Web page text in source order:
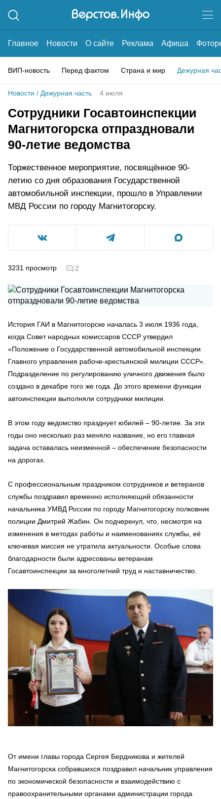
Главное Новости О сайте Реклама Афиша
ВИП-новость Перед фактом Страна и мир Дежурная
Новости / Дежурная часть 4 июля
Сотрудники Госавтоинспекции
Магнитогорска отпраздновали
90-летие ведомства
Торжественное мероприятие, посвящённое 90-
летию со дня образования Государственной
автомобильной инспекции, прошло в Управлении
МВД России по городу Магнитогорску.
3231 просмотр 2
История ГАИ в Магнитогорске началась 3 июля 1936 года,
когда Совет народных комиссаров СССР утвердил
«Положение о Государственной автомобильной инспекции
Главного управления рабоче-крестьянской милиции СССР».
Подразделение по регулированию уличного движения было
создано в декабре того же года. До этого времени функции
автоинспекции выполняли сотрудники милиции.
В этом году ведомство празднует юбилей – 90-летие. За эти
годы оно несколько раз меняло название, но его главная
задача оставалась неизменной – обеспечение безопасности
на дорогах.
С профессиональным праздником сотрудников и ветеранов
службы поздравил временно исполняющий обязанности
начальника УМВД России по городу Магнитогорску полковник
полиции Дмитрий Жабин. Он подчеркнул, что, несмотря на
изменения в методах работы и наименованиях службы, её
ключевая миссия не утратила актуальности. Особые слова
благодарности были адресованы ветеранам
Госавтоинспекции за многолетний труд и наставничество.
От имени главы города Сергея Бердникова и жителей
Магнитогорска собравшихся поздравил начальник управления
по экономической безопасности и взаимодействию с
правоохранительными органами администрации города